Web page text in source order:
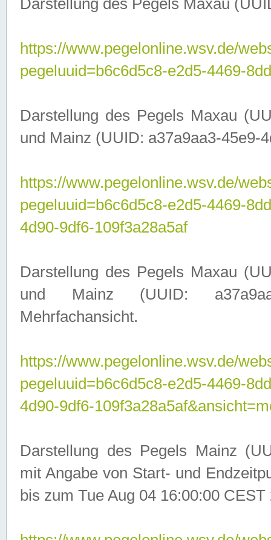
Darstellung des Pegels Maxau
https://www.pegelonline.wsv.de/
pegeluuid=b6c6d5c8-e2d5-4469-
Darstellung des Pegels Maxau
und Mainz (UUID: a37a9aa3-45e9-
https://www.pegelonline.wsv.de/
pegeluuid=b6c6d5c8-e2d5-4469-
4d90-9df6-109f3a28a5af
Darstellung des Pegels Maxau
und Mainz (UUID:
Mehrfachansicht.
https://www.pegelonline.wsv.de/
pegeluuid=b6c6d5c8-e2d5-4469-
4d90-9df6-
Darstellung des Pegels Mainz
mit Angabe von Start- und
bis zum Tue Aug 04 16:00:00 CEST